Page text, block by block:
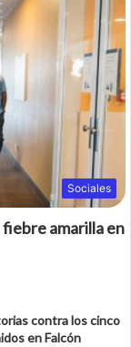
Sociales
amarilla en
contra los cinco
en Falcón